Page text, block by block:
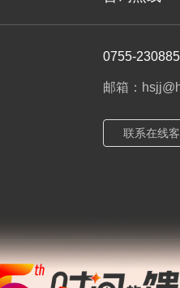
0755-
邮箱：
联系在线